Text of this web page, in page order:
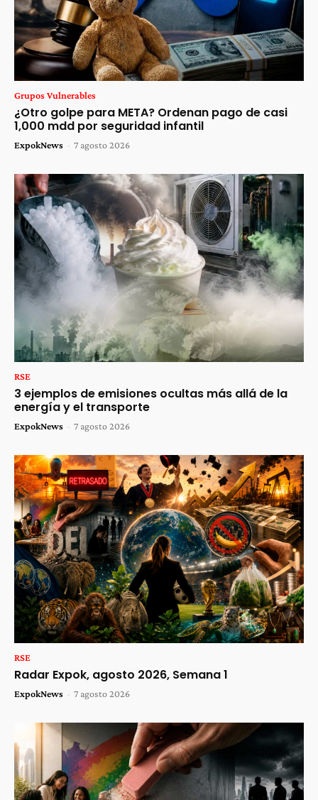
Grupos Vulnerables
¿Otro golpe para META? Ordenan pago de casi
1,000 mdd por seguridad infantil
ExpokNews - 7 agosto 2026
RSE
3 ejemplos de emisiones ocultas más allá de la
energía y el transporte
ExpokNews - 7 agosto 2026
RSE
Radar Expok, agosto 2026, Semana 1
ExpokNews - 7 agosto 2026